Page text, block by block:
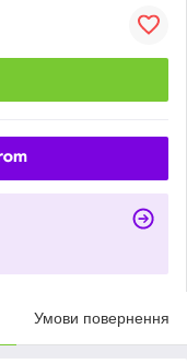
Умови повернення